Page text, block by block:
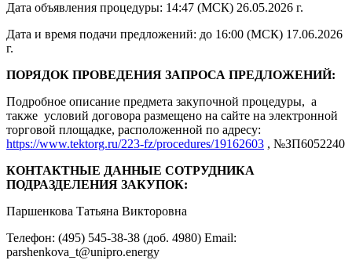
Дата объявления процедуры: 14:47 (МСК) 26.05.2026 г.
Дата и время подачи предложений: до 16:00 (МСК) 17.06.2026
г.
ПОРЯДОК ПРОВЕДЕНИЯ ЗАПРОСА ПРЕДЛОЖЕНИЙ:
Подробное описание предмета закупочной процедуры, а
также условий договора размещено на сайте на электронной
торговой площадке, расположенной по адресу:
https://www.tektorg.ru/223-fz/procedures/19162603 , №ЗП6052240
КОНТАКТНЫЕ ДАННЫЕ СОТРУДНИКА
ПОДРАЗДЕЛЕНИЯ ЗАКУПОК:
Паршенкова Татьяна Викторовна
Телефон: (495) 545-38-38 (доб. 4980) Email:
parshenkova_t@unipro.energy